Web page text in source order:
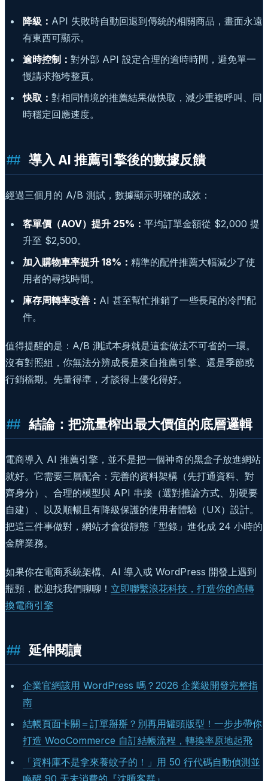
降級： API 失敗時自動回退到傳統的相關商品，畫面永遠
有東西可顯示。
逾時控制： 對外部 API 設定合理的逾時時間，避免單一
慢請求拖垮整頁。
快取： 對相同情境的推薦結果做快取，減少重複呼叫、同
時穩定回應速度。
導入 AI 推薦引擎後的數據反饋
經過三個月的 A/B 測試，數據顯示明確的成效：
客單價（AOV）提升 25%： 平均訂單金額從 $2,000 提
升至 $2,500。
加入購物車率提升 18%： 精準的配件推薦大幅減少了使
用者的尋找時間。
庫存周轉率改善： AI 甚至幫忙推銷了一些長尾的冷門配
件。
值得提醒的是：A/B 測試本身就是這套做法不可省的一環。
沒有對照組，你無法分辨成長是來自推薦引擎、還是季節或
行銷檔期。先量得準，才談得上優化得好。
結論：把流量榨出最大價值的底層邏輯
電商導入 AI 推薦引擎，並不是把一個神奇的黑盒子放進網站
就好。它需要三層配合：完善的資料架構（先打通資料、對
齊身分）、合理的模型與 API 串接（選對推論方式、別硬要
自建）、以及順暢且有降級保護的使用者體驗（UX）設計。
把這三件事做對，網站才會從靜態「型錄」進化成 24 小時的
金牌業務。
如果你在電商系統架構、AI 導入或 WordPress 開發上遇到
瓶頸，歡迎找我們聊聊！ 立即聯繫浪花科技，打造你的高轉
換電商引擎
延伸閱讀
企業官網該用 WordPress 嗎？2026 企業級開發完整指
南
結帳頁面卡關＝訂單掰掰？別再用罐頭版型！一步步帶你
打造 WooCommerce 自訂結帳流程，轉換率原地起飛
「資料庫不是拿來養蚊子的！」用 50 行代碼自動偵測並
喚醒 90 天未消費的『沈睡客群』